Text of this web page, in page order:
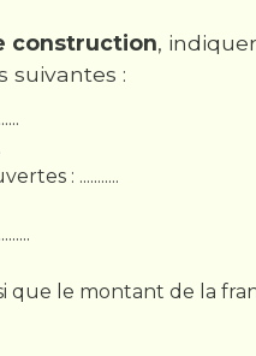
construction,
suivantes :
: ...........
que le montant de la